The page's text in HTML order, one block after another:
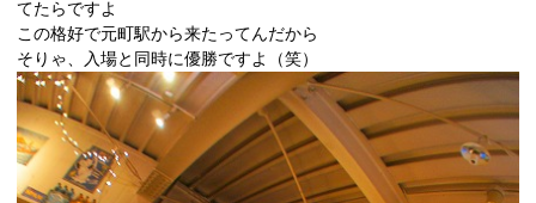
てたらですよ
この格好で元町駅から来たってんだから
そりゃ、入場と同時に優勝ですよ（笑）